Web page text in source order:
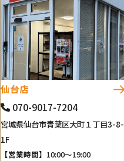
仙台店
070-9017-7204
宮城県仙台市青葉区大町１丁目3-8-
1F
【営業時間】 10:00～19:00